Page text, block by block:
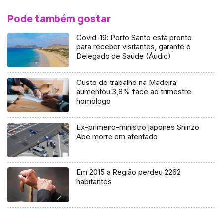
Pode também gostar
Covid-19: Porto Santo está pronto
para receber visitantes, garante o
Delegado de Saúde (Áudio)
Custo do trabalho na Madeira
aumentou 3,8% face ao trimestre
homólogo
Ex-primeiro-ministro japonês Shinzo
Abe morre em atentado
Em 2015 a Região perdeu 2262
habitantes